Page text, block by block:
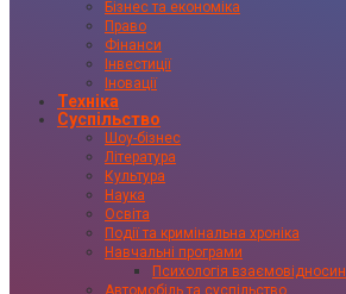
Бізнес та економіка
Право
Фінанси
Інвестиції
Іновації
Техніка
Суспільство
Шоу-бізнес
Література
Культура
Наука
Освіта
Події та кримінальна хроніка
Навчальні програми
Психологія взаємовідносин
Автомобіль та суспільство